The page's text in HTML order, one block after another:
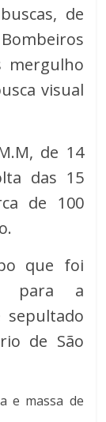
de
mergulho
visual
de 14
das 15
de 100
que foi
para a
sepultado
de São